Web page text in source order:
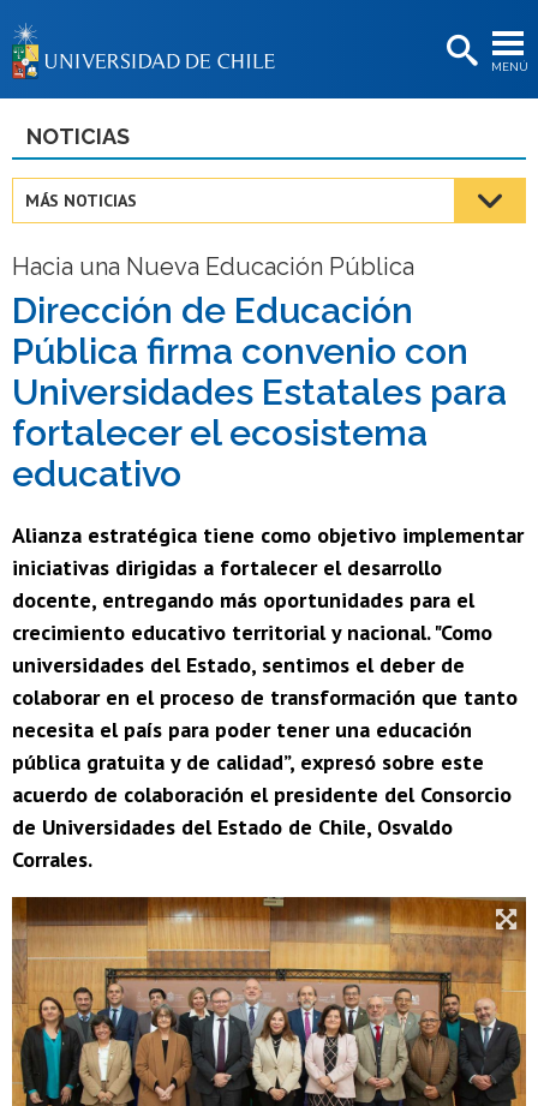
MENÚ
BIBLIOTECAS
Estudiantes
Académicas/os
Funcionarias/os
Egresadas/os
NOTICIAS
MÁS NOTICIAS
Hacia una Nueva Educación Pública
Dirección de Educación
Pública firma convenio con
Universidades Estatales para
fortalecer el ecosistema
educativo
Alianza estratégica tiene como objetivo implementar
iniciativas dirigidas a fortalecer el desarrollo
docente, entregando más oportunidades para el
crecimiento educativo territorial y nacional. "Como
universidades del Estado, sentimos el deber de
colaborar en el proceso de transformación que tanto
necesita el país para poder tener una educación
pública gratuita y de calidad”, expresó sobre este
acuerdo de colaboración el presidente del Consorcio
de Universidades del Estado de Chile, Osvaldo
Corrales.